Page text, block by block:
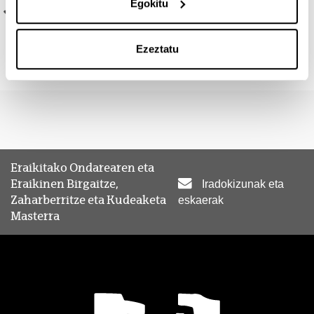
Egokitu
Ezeztatu
Ikasleek, enpresaren edo Administrazioaren sektorean
nahiz Eraikuntza Historikoen arloko ikerketa sektorean
arazo konplexuen konponbideari ekitea ahalbidetuko
Eraikitako Ondarearen eta
Eraikinen Birgaitze,
Zaharberritze eta Kudeaketa
Masterra
Iradokizunak eta
eskaerak